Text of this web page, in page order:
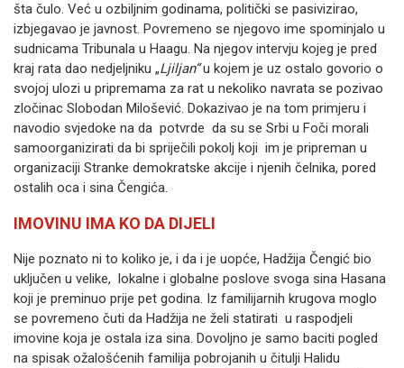
šta čulo. Već u ozbiljnim godinama, politički se pasivizirao,
izbjegavao je javnost. Povremeno se njegovo ime spominjalo u
sudnicama Tribunala u Haagu. Na njegov intervju kojeg je pred
kraj rata dao nedjeljniku „Ljiljan“u kojem je uz ostalo govorio o
svojoj ulozi u pripremama za rat u nekoliko navrata se pozivao
zločinac Slobodan Milošević. Dokazivao je na tom primjeru i
navodio svjedoke na da potvrde da su se Srbi u Foči morali
samoorganizirati da bi spriječili pokolj koji im je pripreman u
organizaciji Stranke demokratske akcije i njenih čelnika, pored
ostalih oca i sina Čengića.
IMOVINU IMA KO DA DIJELI
Nije poznato ni to koliko je, i da i je uopće, Hadžija Čengić bio
uključen u velike, lokalne i globalne poslove svoga sina Hasana
koji je preminuo prije pet godina. Iz familijarnih krugova moglo
se povremeno čuti da Hadžija ne želi statirati u raspodjeli
imovine koja je ostala iza sina. Dovoljno je samo baciti pogled
na spisak ožalošćenih familija pobrojanih u čitulji Halidu